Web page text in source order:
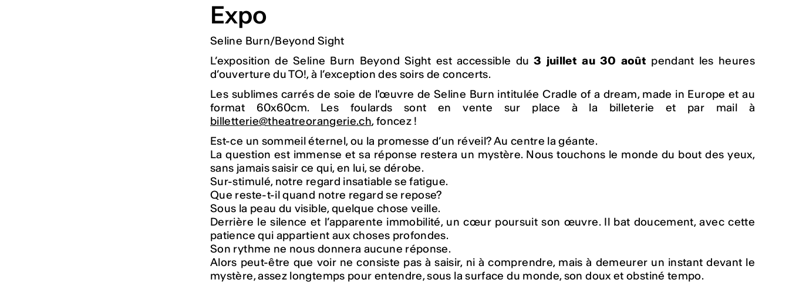
Expo
Seline Burn/Beyond Sight
L’exposition de Seline Burn Beyond Sight est accessible du 3 juillet au 30 août pendant les heures
d’ouverture du TO!, à l’exception des soirs de concerts.
Les sublimes carrés de soie de l'œuvre de Seline Burn intituléeCradle of a dream, made in Europe et au
format 60x60cm. Les foulards sont en vente sur place à la billeterie et par mail à
billetterie@theatreorangerie.ch, foncez !
Est-ce un sommeil éternel, ou la promesse d’un réveil? Au centre la géante.
La question est immense et sa réponse restera un mystère. Nous touchons le monde du bout des yeux,
sans jamais saisir ce qui, en lui, se dérobe.
Sur-stimulé, notre regard insatiable se fatigue.
Que reste-t-il quand notre regard se repose?
Sous la peau du visible, quelque chose veille.
Derrière le silence et l’apparente immobilité, un cœur poursuit son œuvre. Il bat doucement, avec cette
patience qui appartient aux choses profondes.
Son rythme ne nous donnera aucune réponse.
Alors peut-être que voir ne consiste pas à saisir, ni à comprendre, mais à demeurer un instant devant le
mystère, assez longtemps pour entendre, sous la surface du monde, son doux et obstiné tempo.